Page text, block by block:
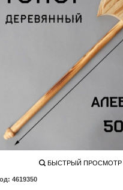
БЫСТРЫЙ ПРОСМОТР
4619350